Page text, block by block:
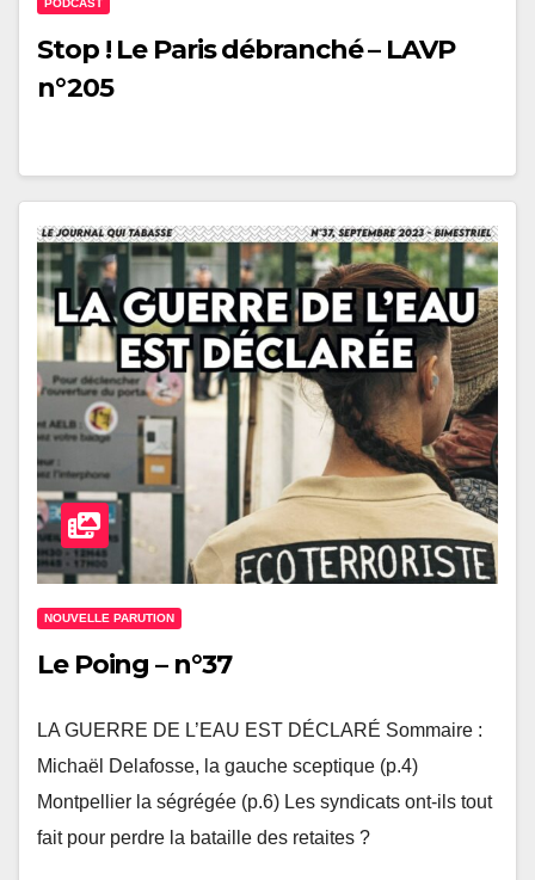
PODCAST
Stop ! Le Paris débranché – LAVP
n°205
NOUVELLE PARUTION
Le Poing – n°37
LA GUERRE DE L’EAU EST DÉCLARÉ Sommaire :
Michaël Delafosse, la gauche sceptique (p.4)
Montpellier la ségrégée (p.6) Les syndicats ont-ils tout
fait pour perdre la bataille des retaites ?